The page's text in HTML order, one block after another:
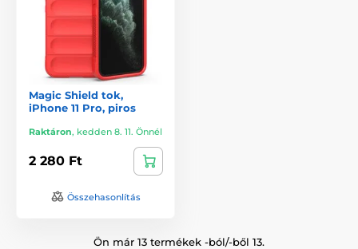
Magic Shield tok,
iPhone 11 Pro, piros
Raktáron, kedden 8. 11. Önnél
2 280 Ft
Összehasonlítás
Ön már 13 termékek -ból/-ből 13.